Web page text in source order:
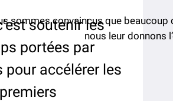
sommes convaincus que beaucoup
nous leur donnons
soutenir les
portées par
pour accélérer les
premiers